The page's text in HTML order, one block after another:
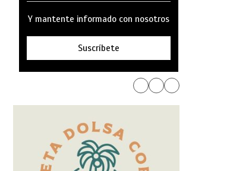
Y mantente informado con nosotros
Suscríbete